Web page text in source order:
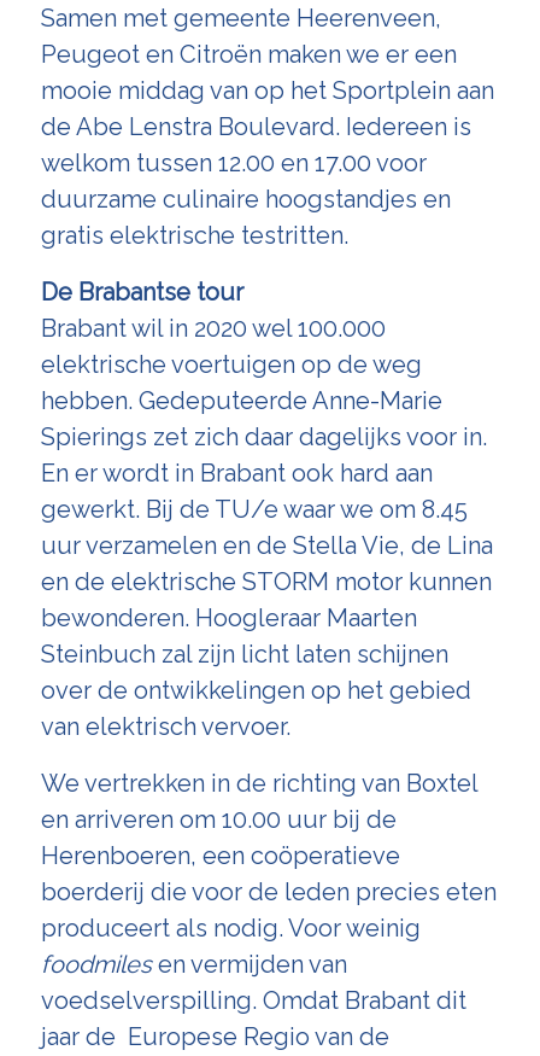
Samen met gemeente Heerenveen,
Peugeot en Citroën maken we er een
mooie middag van op het Sportplein aan
de Abe Lenstra Boulevard. Iedereen is
welkom tussen 12.00 en 17.00 voor
duurzame culinaire hoogstandjes en
gratis elektrische testritten.
De Brabantse tour
Brabant wil in 2020 wel 100.000
elektrische voertuigen op de weg
hebben. Gedeputeerde Anne-Marie
Spierings zet zich daar dagelijks voor in.
En er wordt in Brabant ook hard aan
gewerkt. Bij de TU/e waar we om 8.45
uur verzamelen en de Stella Vie, de Lina
en de elektrische STORM motor kunnen
bewonderen. Hoogleraar Maarten
Steinbuch zal zijn licht laten schijnen
over de ontwikkelingen op het gebied
van elektrisch vervoer.
We vertrekken in de richting van Boxtel
en arriveren om 10.00 uur bij de
Herenboeren, een coöperatieve
boerderij die voor de leden precies eten
produceert als nodig. Voor weinig
foodmilesen vermijden van
voedselverspilling. Omdat Brabant dit
jaar de Europese Regio van de